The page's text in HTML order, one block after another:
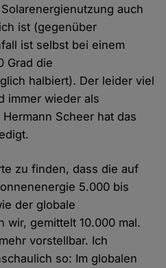
auch
ist (gegenüber
ist selbst bei einem
Grad die
halbiert). Der leider viel
immer wieder als
Scheer hat das
zu finden, dass die auf
5.000 bis
der globale
wir, gemittelt 10.000 mal.
vorstellbar. Ich
so: Im globalen